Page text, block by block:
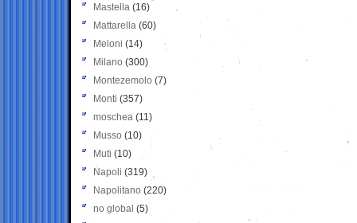
Mastella (16)
Mattarella (60)
Meloni (14)
Milano (300)
Montezemolo (7)
Monti (357)
moschea (11)
Musso (10)
Muti (10)
Napoli (319)
Napolitano (220)
no global (5)